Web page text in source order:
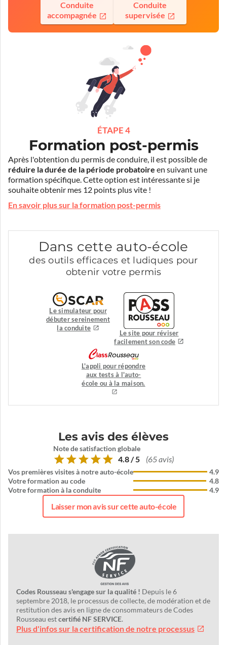
Conduite
accompagnée
Conduite
supervisée
ÉTAPE 4
Formation post-permis
Après l'obtention du permis de conduire, il est possible de
réduire la durée de la période probatoire en suivant une
formation spécifique. Cette option est intéressante si je
souhaite obtenir mes 12 points plus vite !
En savoir plus sur la formation post-permis
Dans cette auto-école
des outils efficaces et ludiques pour
obtenir votre permis
Le simulateur pour
débuter sereinement
la conduite
Le site pour réviser
facilement son code
L'appli pour répondre
aux tests à l'auto-
école ou à la maison.
Les avis des élèves
Note de satisfaction globale
4.8 / 5 (65 avis)
Vos premières visites à notre auto-école
Votre formation au code
Votre formation à la conduite
4.9
4.8
4.9
Laisser mon avis sur cette auto-école
Codes Rousseau s'engage sur la qualité ! Depuis le 6
septembre 2018, le processus de collecte, de modération et de
restitution des avis en ligne de consommateurs de Codes
Rousseau estcertifié NF SERVICE.
Plus d'infos sur la certification de notre processus